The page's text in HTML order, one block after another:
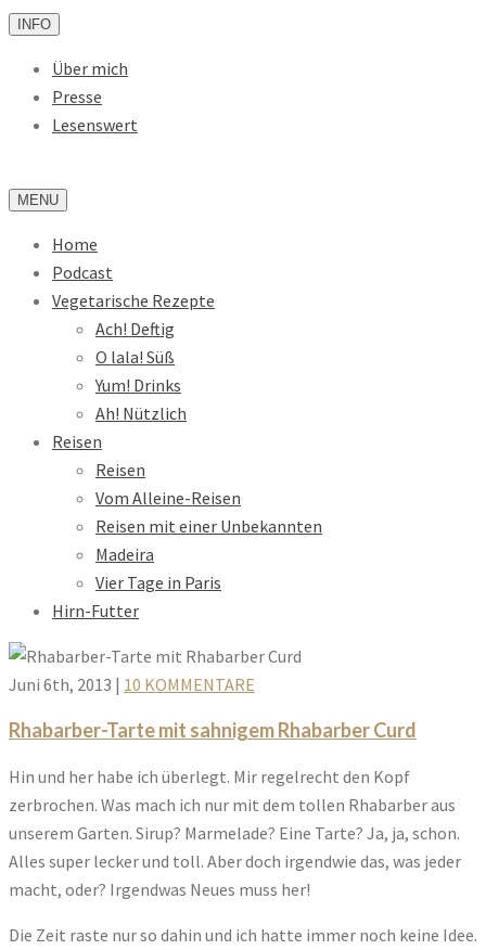
INFO
Über mich
Presse
Lesenswert
MENU
Home
Podcast
Vegetarische Rezepte
Ach! Deftig
O lala! Süß
Yum! Drinks
Ah! Nützlich
Reisen
Reisen
Vom Alleine-Reisen
Reisen mit einer Unbekannten
Madeira
Vier Tage in Paris
Hirn-Futter
Juni 6th, 2013 | 10 KOMMENTARE
Rhabarber-Tarte mit sahnigem Rhabarber Curd
Hin und her habe ich überlegt. Mir regelrecht den Kopf
zerbrochen. Was mach ich nur mit dem tollen Rhabarber aus
unserem Garten. Sirup? Marmelade? Eine Tarte? Ja, ja, schon.
Alles super lecker und toll. Aber doch irgendwie das, was jeder
macht, oder? Irgendwas Neues muss her!
Die Zeit raste nur so dahin und ich hatte immer noch keine Idee.